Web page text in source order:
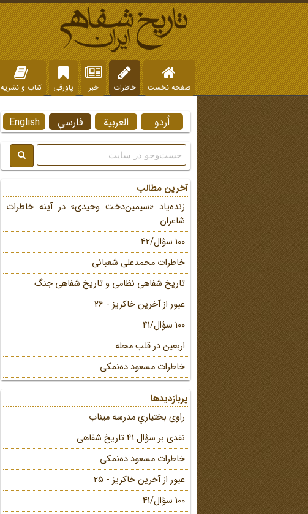
صفحه نخست خاطرات خبر پاورقی کتاب و نشریه
English فارسي العربية اُردو
آخرین مطالب
زنده‌یاد «سیمین‌دخت وحیدی» در آینه خاطرات
شاعران
100 سؤال/42
خاطرات محمد‌علی شعبانی
تاریخ شفاهی نظامی و تاریخ شفاهی جنگ
عبور از آخرین خاکریز - 26
100 سؤال/41
اربعین در قلب محله
خاطرات مسعود ده‌نمکی
پربازدیدها
راوی بختیاریِ مدرسه میناب
نقدی بر سؤال 41 تاریخ شفاهی
خاطرات مسعود ده‌نمکی
عبور از آخرین خاکریز - 25
100 سؤال/41